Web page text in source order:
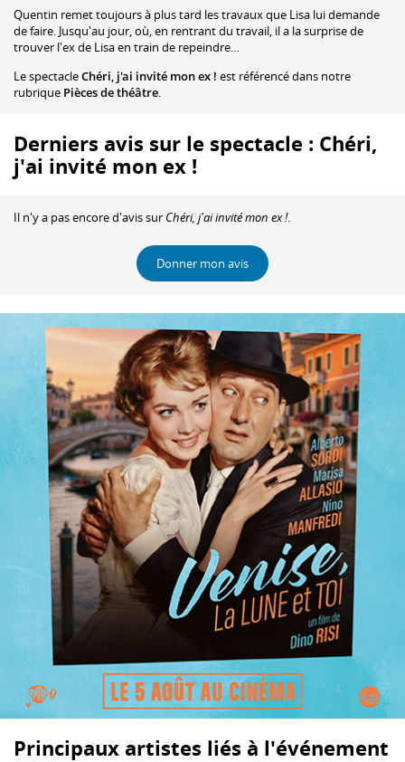
Quentin remet toujours à plus tard les travaux que Lisa lui demande
de faire. Jusqu'au jour, où, en rentrant du travail, il a la surprise de
trouver l'ex de Lisa en train de repeindre…
Le spectacleChéri, j'ai invité mon ex ! est référencé dans notre
rubrique Pièces de théâtre.
Derniers avis sur le spectacle : Chéri,
j'ai invité mon ex !
Il n'y a pas encore d'avis sur Chéri, j'ai invité mon ex !.
Donner mon avis
Principaux artistes liés à l'événement